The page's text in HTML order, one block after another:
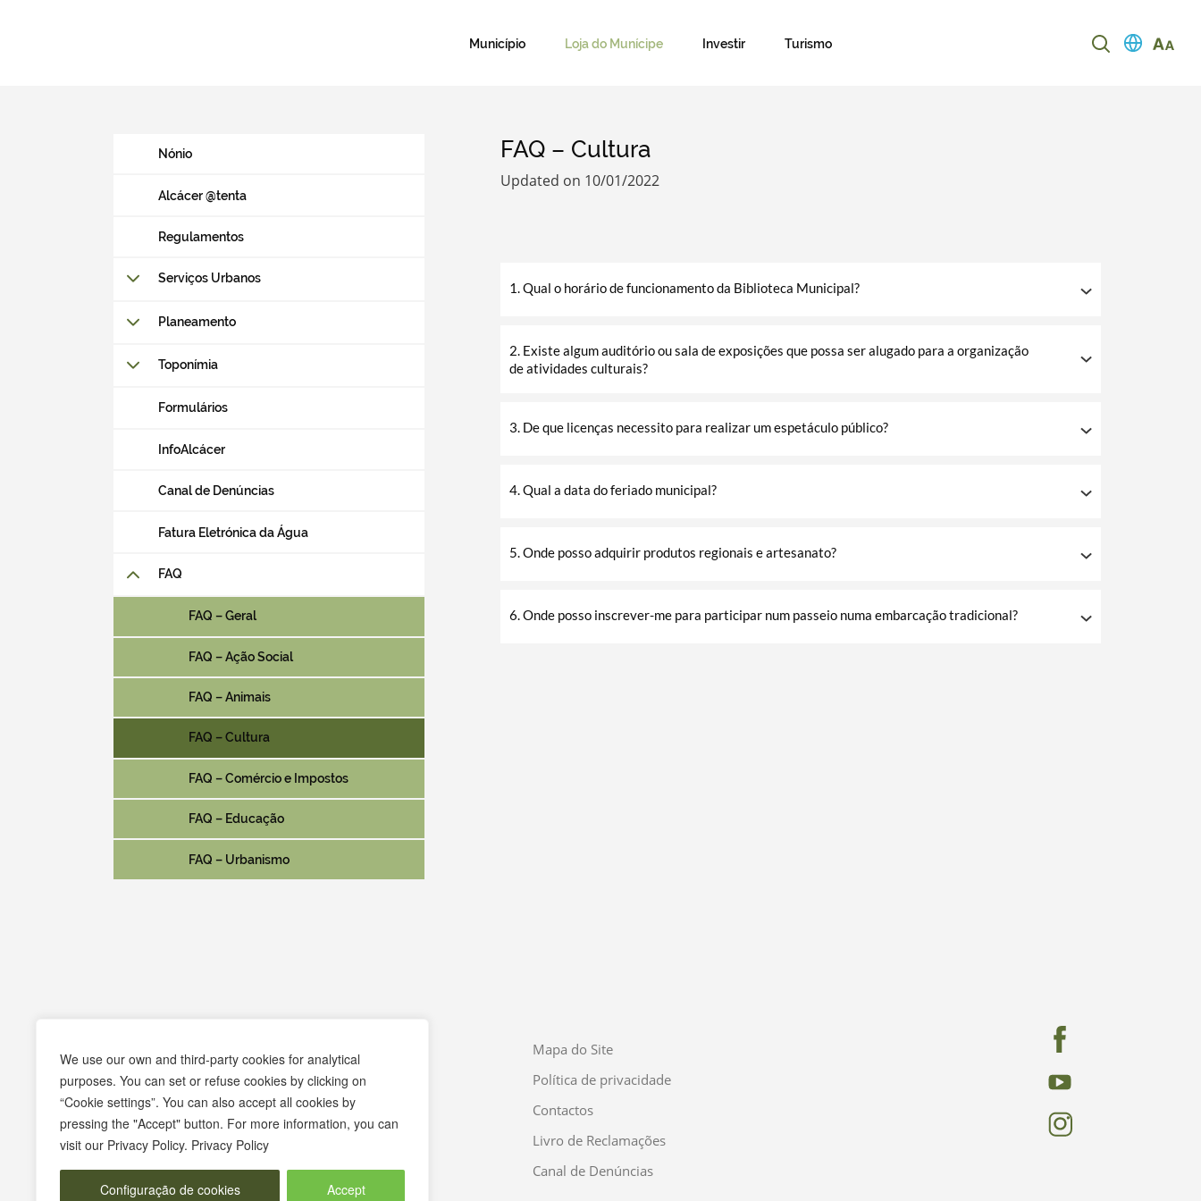
We use our own and third-party cookies for analytical
purposes. You can set or refuse cookies by clicking on
“Cookie settings”. You can also accept all cookies by
pressing the "Accept" button. For more information, you can
visit our Privacy Policy. Privacy Policy
Configuração de cookies Accept
Município Loja do Munícipe Investir Turismo
Search term
Categories
Filters
Nónio
Alcácer @tenta
Regulamentos
Serviços Urbanos
Planeamento
Toponímia
Formulários
InfoAlcácer
Canal de Denúncias
Fatura Eletrónica da Água
FAQ
FAQ – Geral
FAQ – Ação Social
FAQ – Animais
FAQ – Cultura
FAQ – Comércio e Impostos
FAQ – Educação
FAQ – Urbanismo
FAQ – Cultura
Updated on 10/01/2022
1. Qual o horário de funcionamento da Biblioteca Municipal?
2. Existe algum auditório ou sala de exposições que possa ser alugado para a organização
de atividades culturais?
3. De que licenças necessito para realizar um espetáculo público?
4. Qual a data do feriado municipal?
5. Onde posso adquirir produtos regionais e artesanato?
6. Onde posso inscrever-me para participar num passeio numa embarcação tradicional?
7580-125 Alcácer do Sal
T.265 610 040
265 247 003
E.geral@m-alcacerdosal.pt
Mapa do Site
Política de privacidade
Contactos
Livro de Reclamações
Canal de Denúncias